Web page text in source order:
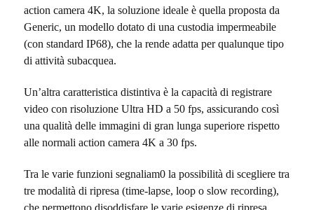
action camera 4K, la soluzione ideale è quella proposta da
Generic, un modello dotato di una custodia impermeabile
(con standard IP68), che la rende adatta per qualunque tipo
di attività subacquea.
Un’altra caratteristica distintiva è la capacità di registrare
video con risoluzione Ultra HD a 50 fps, assicurando così
una qualità delle immagini di gran lunga superiore rispetto
alle normali action camera 4K a 30 fps.
Tra le varie funzioni segnaliam0 la possibilità di scegliere tra
tre modalità di ripresa (time-lapse, loop o slow recording),
che permettono disoddisfare le varie esigenze di ripresa.